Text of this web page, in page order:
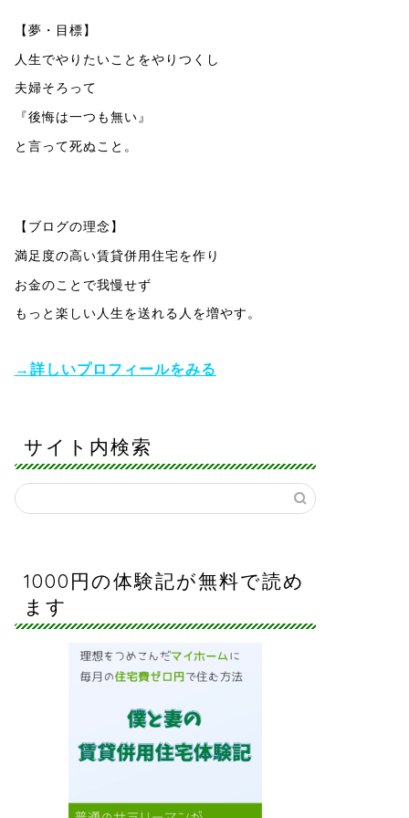
【夢・目標】
人生でやりたいことをやりつくし
夫婦そろって
『後悔は一つも無い』
と言って死ぬこと。
【ブログの理念】
満足度の高い賃貸併用住宅を作り
お金のことで我慢せず
もっと楽しい人生を送れる人を増やす。
→詳しいプロフィールをみる
サイト内検索
1000円の体験記が無料で読め
ます